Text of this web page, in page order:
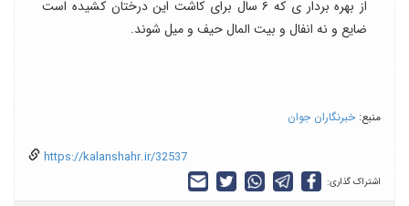
از بهره بردار ی که ۶ سال برای کاشت این درختان کشیده است
ضایع و نه انفال و بیت المال حیف و میل شوند.
منبع:خبرنگاران جوان
https://kalanshahr.ir/32537
اشتراک گذاری: